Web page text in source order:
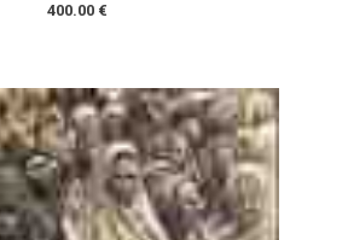
400.00 €